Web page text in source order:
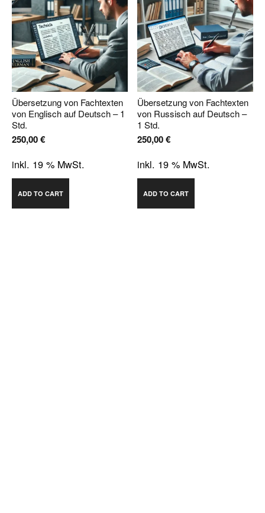
Übersetzung von Fachtexten
von Englisch auf Deutsch – 1
Std.
250,00€
inkl. 19 % MwSt.
ADD TO CART
Übersetzung von Fachtexten
von Russisch auf Deutsch –
1 Std.
250,00€
inkl. 19 % MwSt.
ADD TO CART